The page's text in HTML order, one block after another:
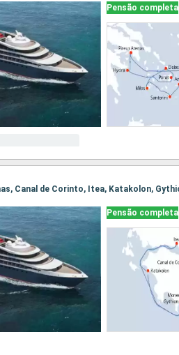
Pensão completa
Pensão completa